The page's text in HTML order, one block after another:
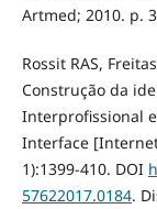
Artmed; 2010. p.
Rossit RAS,
Construção da
Interprofissional
Interface
1):1399-410. DOI
57622017.0184.